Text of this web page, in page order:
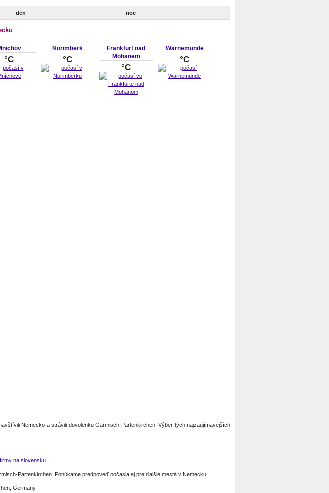
den noc
°C
Norimberk
°C
Frankfurt nad
Mohanem
°C
Warnemünde
°C
Nemecko a strávili dovolenku Garmisch-Partenkirchen. Výber tých najzaujímavejších
firmy na slovensku
Partenkirchen. Ponúkame predpoveď počasia aj pre ďalšie mestá v Nemecku.
Germany